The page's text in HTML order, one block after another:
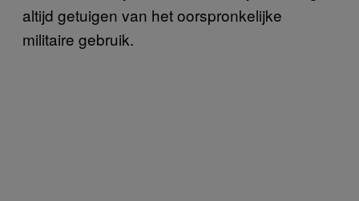
altijd getuigen van het oorspronkelijke
militaire gebruik.